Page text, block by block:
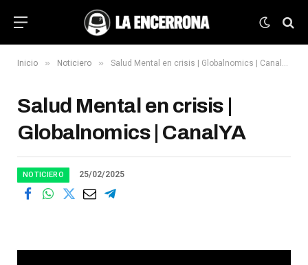
Inicio » Noticiero » Salud Mental en crisis | Globalnomics | CanalYA
Salud Mental en crisis |
Globalnomics | CanalYA
NOTICIERO 25/02/2025